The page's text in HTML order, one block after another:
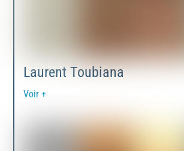
Laurent Toubiana
Voir +